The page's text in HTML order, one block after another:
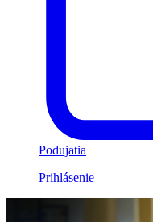
Podujatia
Prihlásenie